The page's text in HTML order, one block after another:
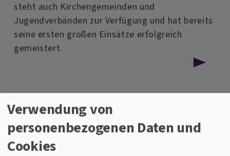
steht auch Kirchengemeinden und
Jugendverbänden zur Verfügung und hat bereits
seine ersten großen Einsätze erfolgreich
gemeistert.
Verwendung von
personenbezogenen Daten und
Cookies